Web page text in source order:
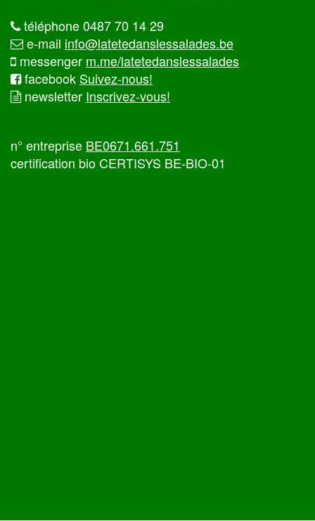
téléphone 0487 70 14 29
e-mail info@latetedanslessalades.be
messenger m.me/latetedanslessalades
facebook Suivez-nous!
newsletter Inscrivez-vous!
n° entreprise BE0671.661.751
certification bio CERTISYS BE-BIO-01